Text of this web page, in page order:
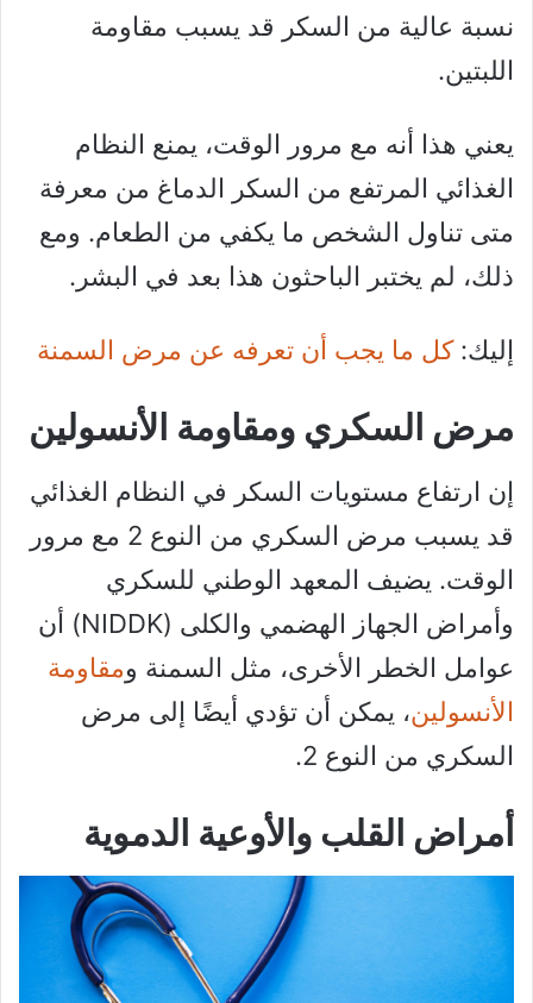
نسبة عالية من السكر قد يسبب مقاومة
اللبتين.
يعني هذا أنه مع مرور الوقت، يمنع النظام
الغذائي المرتفع من السكر الدماغ من معرفة
متى تناول الشخص ما يكفي من الطعام. ومع
ذلك، لم يختبر الباحثون هذا بعد في البشر.
إليك:كل ما يجب أن تعرفه عن مرض السمنة
مرض السكري ومقاومة الأنسولين
إن ارتفاع مستويات السكر في النظام الغذائي
قد يسبب مرض السكري من النوع 2 مع مرور
الوقت. يضيف المعهد الوطني للسكري
وأمراض الجهاز الهضمي والكلى (NIDDK) أن
عوامل الخطر الأخرى، مثل السمنة ومقاومة
الأنسولين، يمكن أن تؤدي أيضًا إلى مرض
السكري من النوع 2.
أمراض القلب والأوعية الدموية